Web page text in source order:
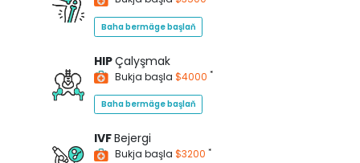
Baha bermäge başlaň
HIPÇalyşmak
Bukja başla $4000 *
Baha bermäge başlaň
IVFBejergi
Bukja başla $3200 *